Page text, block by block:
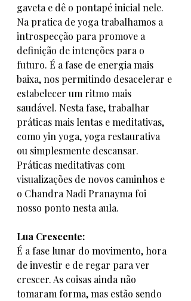
gaveta e dê o pontapé inicial nele.
Na pratica de yoga trabalhamos a
introspecção para promove a
definição de intenções para o
futuro. É a fase de energia mais
baixa, nos permitindo desacelerar e
estabelecer um ritmo mais
saudável. Nesta fase, trabalhar
práticas mais lentas e meditativas,
como yin yoga, yoga restaurativa
ou simplesmente descansar.
Práticas meditativas com
visualizações de novos caminhos e
o Chandra Nadi Pranayma foi
nosso ponto nesta aula.
Lua Crescente:
É a fase lunar do movimento, hora
de investir e de regar para ver
crescer. As coisas ainda não
tomaram forma, mas estão sendo